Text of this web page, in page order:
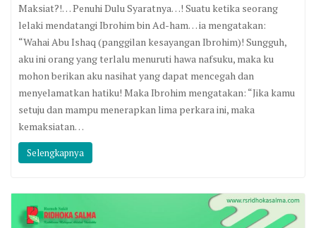
Maksiat?!… Penuhi Dulu Syaratnya…! Suatu ketika seorang
lelaki mendatangi Ibrohim bin Ad-ham… ia mengatakan:
“Wahai Abu Ishaq (panggilan kesayangan Ibrohim)! Sungguh,
aku ini orang yang terlalu menuruti hawa nafsuku, maka ku
mohon berikan aku nasihat yang dapat mencegah dan
menyelamatkan hatiku! Maka Ibrohim mengatakan: “Jika kamu
setuju dan mampu menerapkan lima perkara ini, maka
kemaksiatan…
Selengkapnya